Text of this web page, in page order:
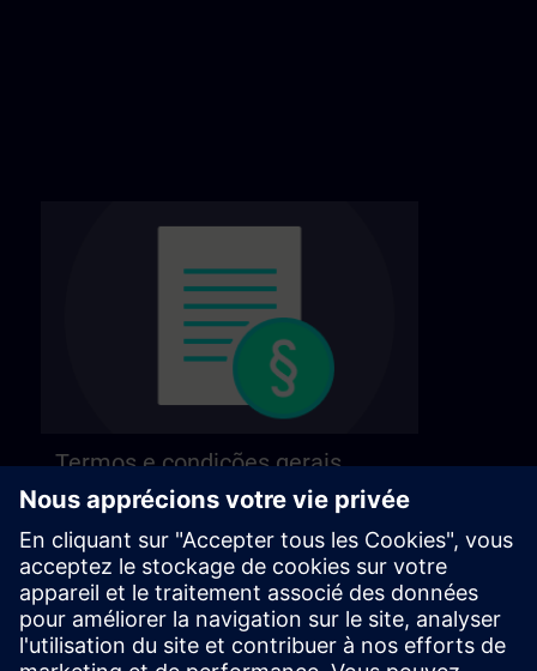
Termos e condições gerais
Consulte os nossos termos e condições gerais
na página seguinte.